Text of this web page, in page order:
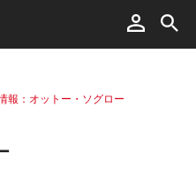
報：オットー・ソグロー